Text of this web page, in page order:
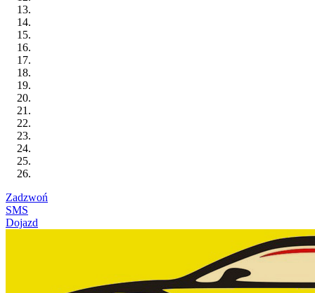
Zadzwoń
SMS
Dojazd